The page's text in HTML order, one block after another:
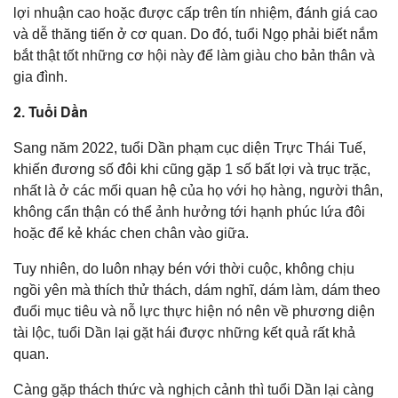
lợi nhuận cao hoặc được cấp trên tín nhiệm, đánh giá cao
và dễ thăng tiến ở cơ quan. Do đó, tuổi Ngọ phải biết nắm
bắt thật tốt những cơ hội này để làm giàu cho bản thân và
gia đình.
2. Tuổi Dần
Sang năm 2022, tuổi Dần phạm cục diện Trực Thái Tuế,
khiến đương số đôi khi cũng gặp 1 số bất lợi và trục trặc,
nhất là ở các mối quan hệ của họ với họ hàng, người thân,
không cẩn thận có thể ảnh hưởng tới hạnh phúc lứa đôi
hoặc để kẻ khác chen chân vào giữa.
Tuy nhiên, do luôn nhạy bén với thời cuộc, không chịu
ngồi yên mà thích thử thách, dám nghĩ, dám làm, dám theo
đuổi mục tiêu và nỗ lực thực hiện nó nên về phương diện
tài lộc, tuổi Dần lại gặt hái được những kết quả rất khả
quan.
Càng gặp thách thức và nghịch cảnh thì tuổi Dần lại càng